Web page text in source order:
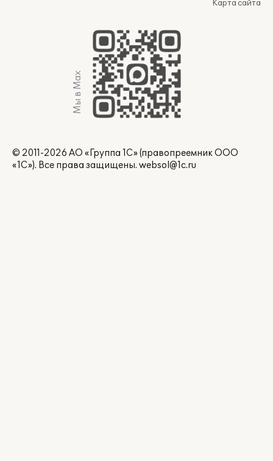
Карта сайта
Мы в Max
© 2011-2026 АО «Группа 1С» (правопреемник ООО
«1С»). Все права защищены. websol@1c.ru